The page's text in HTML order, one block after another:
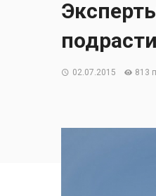
подрасти
02.07.2015 813